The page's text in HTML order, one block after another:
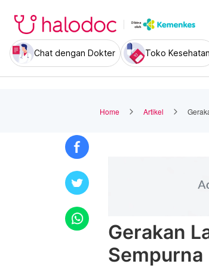
Chat dengan Dokter Toko Kesehatan
Home Artikel
Gerakan
Sempurna